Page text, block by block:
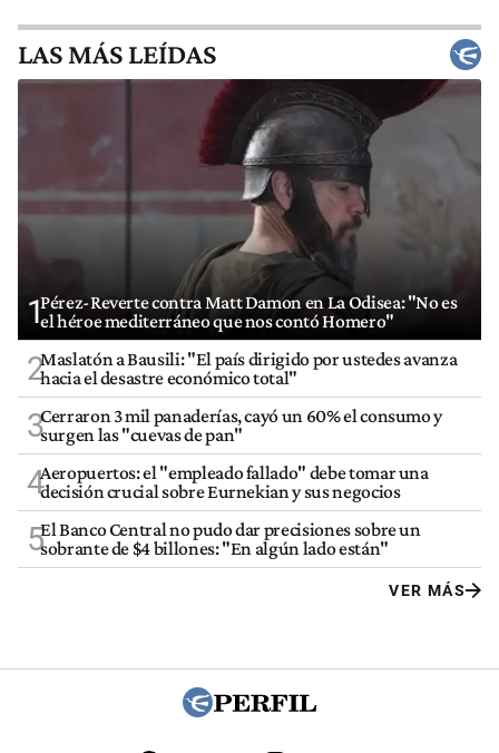
LAS MÁS LEÍDAS
1Pérez-Reverte contra Matt Damon en La Odisea: "No es
el héroe mediterráneo que nos contó Homero"
2Maslatón a Bausili: "El país dirigido por ustedes avanza
hacia el desastre económico total"
3Cerraron 3 mil panaderías, cayó un 60% el consumo y
surgen las "cuevas de pan"
4Aeropuertos: el "empleado fallado" debe tomar una
decisión crucial sobre Eurnekian y sus negocios
5El Banco Central no pudo dar precisiones sobre un
sobrante de $4 billones: "En algún lado están"
VER MÁS